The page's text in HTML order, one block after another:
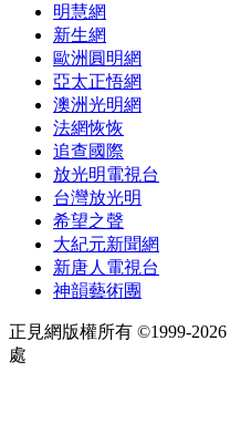
明慧網
新生網
歐洲圓明網
亞太正悟網
澳洲光明網
法網恢恢
追查國際
放光明電視台
台灣放光明
希望之聲
大紀元新聞網
新唐人電視台
神韻藝術團
正見網版權所有 ©1999-
處